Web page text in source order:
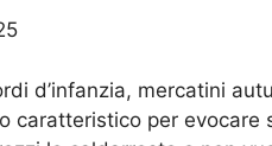
d’infanzia, mercatini
caratteristico per evocare